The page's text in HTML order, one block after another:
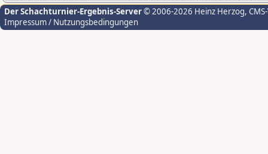
Der Schachturnier-Ergebnis-Server© 2006-2026 Heinz Herzog,
Impressum / Nutzungsbedingungen